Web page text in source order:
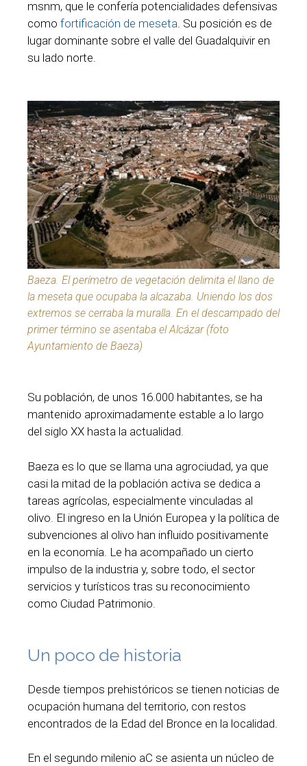
msnm, que le confería potencialidades defensivas
como fortificación de meseta . Su posición es de
lugar dominante sobre el valle del Guadalquivir en
su lado norte.
Baeza. El perímetro de vegetación delimita el llano de
la meseta que ocupaba la alcazaba. Uniendo los dos
extremos se cerraba la muralla. En el descampado del
primer término se asentaba el Alcázar (foto
Ayuntamiento de Baeza)
Su población, de unos 16.000 habitantes, se ha
mantenido aproximadamente estable a lo largo
del siglo XX hasta la actualidad.
Baeza es lo que se llama una agrociudad, ya que
casi la mitad de la población activa se dedica a
tareas agrícolas, especialmente vinculadas al
olivo. El ingreso en la Unión Europea y la política de
subvenciones al olivo han influido positivamente
en la economía. Le ha acompañado un cierto
impulso de la industria y, sobre todo, el sector
servicios y turísticos tras su reconocimiento
como Ciudad Patrimonio.
Un poco de historia
Desde tiempos prehistóricos se tienen noticias de
ocupación humana del territorio, con restos
encontrados de la Edad del Bronce en la localidad.
En el segundo milenio aC se asienta un núcleo de